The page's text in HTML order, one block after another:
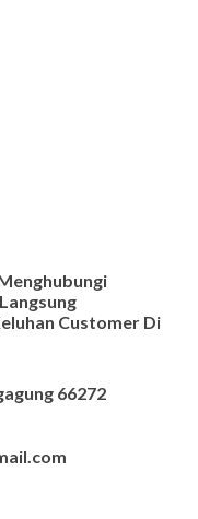
Customer Di
66272